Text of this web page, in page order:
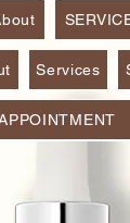
Services